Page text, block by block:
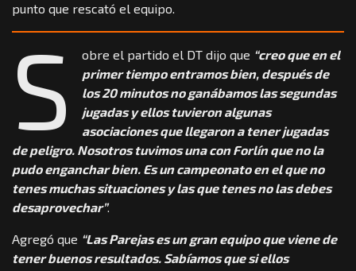
punto que rescató el equipo.
S obre el partido el DT dijo que “creo que en el
primer tiempo entramos bien, después de
los 20 minutos no ganábamos las segundas
jugadas y ellos tuvieron algunas
asociaciones que llegaron a tener jugadas
de peligro. Nosotros tuvimos una con Forlín que no la
pudo enganchar bien. Es un campeonato en el que no
tenes muchas situaciones y las que tenes no las debes
desaprovechar”.
Agregó que “Las Parejas es un gran equipo que viene de
tener buenos resultados. Sabíamos que si ellos